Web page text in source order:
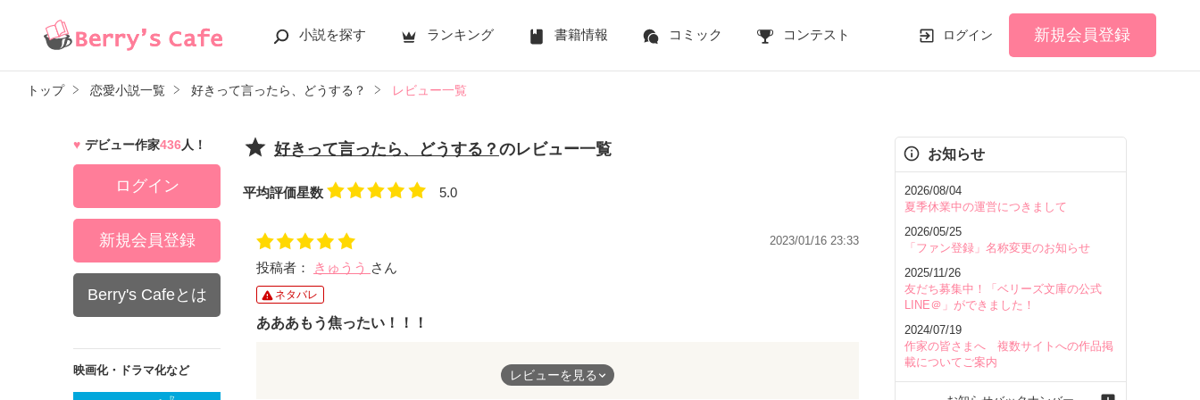
小説を探す ランキング 書籍情報 コミック コンテスト ログイン 新規会員登録
トップ 恋愛小説一覧 好きって言ったら、どうする？ レビュー一覧
好きって言ったら、どうする？ のレビュー一覧
平均評価星数 5.0
2023/01/16 23:33
投稿者： きゅうう さん
ネタバレ
あああもう焦ったい！！！
勇ヘタレすぎるよ！？言うこと言うくせしてなんで大事な時に追っかけないの！？！？！？
でも最後は粘ってくれてよかった、、、
レビューを見る
デビュー作家436人！
ログイン
新規会員登録
Berry's Cafeとは
映画化・ドラマ化など
お知らせ
2026/08/04
夏季休業中の運営につきまして
2026/05/25
「ファン登録」名称変更のお知らせ
2025/11/26
友だち募集中！「ベリーズ文庫の公式
LINE＠」ができました！
2024/07/19
作家の皆さまへ 複数サイトへの作品掲
載についてご案内